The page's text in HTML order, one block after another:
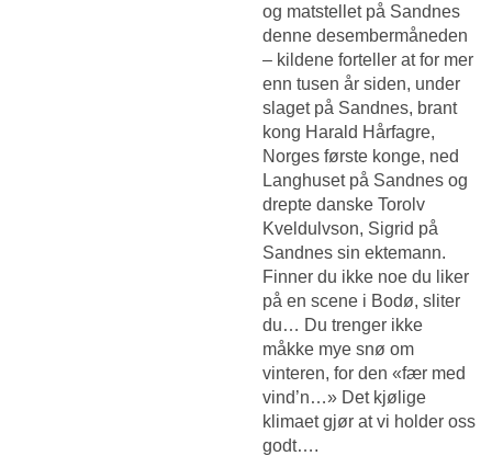
og matstellet på Sandnes
denne desembermåneden
– kildene forteller at for mer
enn tusen år siden, under
slaget på Sandnes, brant
kong Harald Hårfagre,
Norges første konge, ned
Langhuset på Sandnes og
drepte danske Torolv
Kveldulvson, Sigrid på
Sandnes sin ektemann.
Finner du ikke noe du liker
på en scene i Bodø, sliter
du… Du trenger ikke
måkke mye snø om
vinteren, for den «fær med
vind’n…» Det kjølige
klimaet gjør at vi holder oss
godt….